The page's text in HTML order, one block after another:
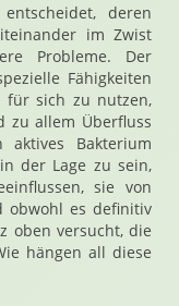
deren
im Zwist
Probleme. Der
Fähigkeiten
für sich zu nutzen,
zu allem Überfluss
Bakterium
der Lage zu sein,
sie von
obwohl es definitiv
oben versucht, die
hängen all diese